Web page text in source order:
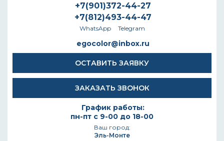
+7(901)372-44-27
+7(812)493-44-47
WhatsApp Telegram
egocolor@inbox.ru
ОСТАВИТЬ ЗАЯВКУ
ЗАКАЗАТЬ ЗВОНОК
График работы:
пн-пт с 9-00 до 18-00
Ваш город:
Эль-Монте